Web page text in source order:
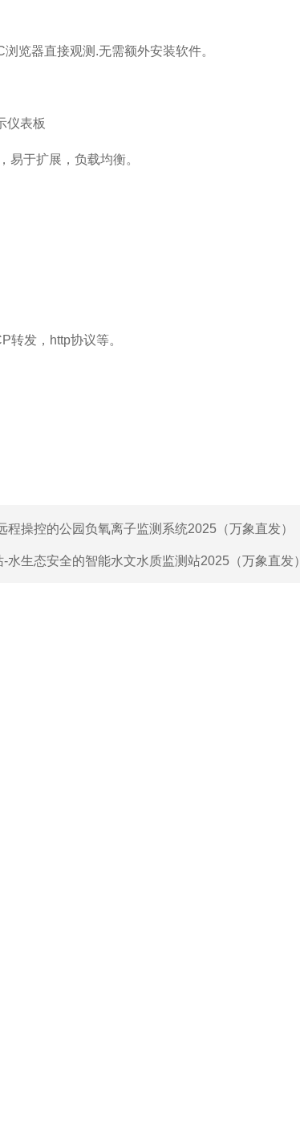
览器直接观测.无需额外安装软件。
仪表板
易于扩展，负载均衡。
转发，http协议等。
程操控的公园负氧离子监测系统2025（万象直发）
水生态安全的智能水文水质监测站2025（万象直发）